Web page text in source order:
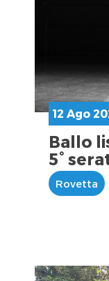
12 Ago
Ballo
5°
Rovetta